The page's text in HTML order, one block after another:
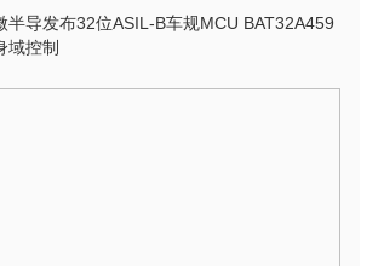
半导发布32位ASIL-B车规MCU BAT32A459
域控制